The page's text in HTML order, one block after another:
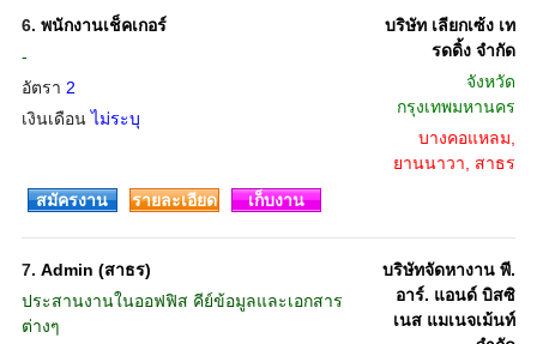
6. พนักงานเช็คเกอร์
-
อัตรา 2
เงินเดือนไม่ระบุ
บริษัท เลียกเซ้ง เท
รดดิ้ง จำกัด
จังหวัด
กรุงเทพมหานคร
บางคอแหลม,
ยานนาวา, สาธร
สมัครงาน
รายละเอียด เก็บงาน
7. Admin (สาธร)
ประสานงานในออฟฟิส คีย์ข้อมูลและเอกสาร
ต่างๆ
บริษัทจัดหางาน พี.
อาร์. แอนด์ บิสซิ
เนส แมเนจเม้นท์